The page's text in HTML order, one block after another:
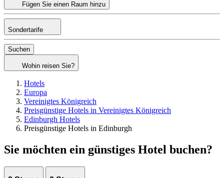
Fügen Sie einen Raum hinzu
Sondertarife
Suchen
Wohin reisen Sie?
Hotels
Europa
Vereinigtes Königreich
Preisgünstige Hotels in Vereinigtes Königreich
Edinburgh Hotels
Preisgünstige Hotels in Edinburgh
Sie möchten ein günstiges Hotel buchen?